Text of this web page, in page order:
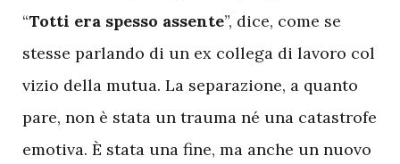
“Totti era spesso assente”, dice, come se
stesse parlando di un ex collega di lavoro col
vizio della mutua. La separazione, a quanto
pare, non è stata un trauma né una catastrofe
emotiva. È stata una fine, ma anche un nuovo